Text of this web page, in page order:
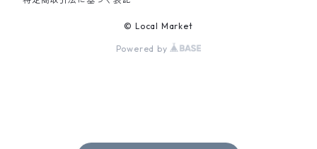
© Local Market
Powered by